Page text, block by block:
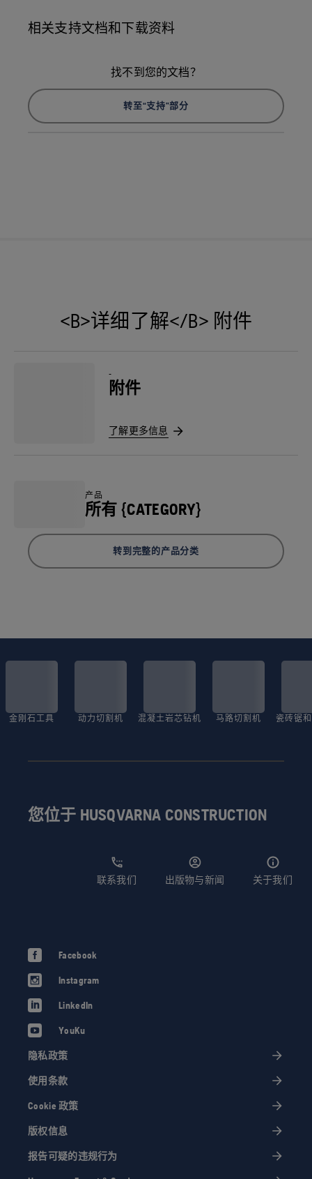
相关支持文档和下载资料
找不到您的文档？
转至“支持”部分
<B>详细了解</B> 附件
-
附件
了解更多信息
产品
所有 {CATEGORY}
转到完整的产品分类
金刚石工具 动力切割机 混凝土岩芯钻机 马路切割机 瓷砖锯
您位于 HUSQVARNA CONSTRUCTION
联系我们 出版物与新闻 关于我们
Facebook
Instagram
LinkedIn
YouKu
隐私政策
使用条款
Cookie 政策
版权信息
报告可疑的违规行为